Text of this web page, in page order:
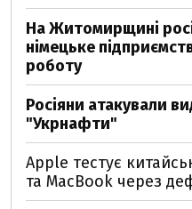
На Житомирщині
німецьке
роботу
Росіяни атакували
"Укрнафти"
Apple тестує
та MacBook через